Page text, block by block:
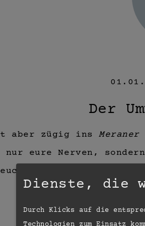
Der
aber zügig insMeraner
eure Nerven,
euch in ganz Südtirol an
Dienste, die
Durch Klicks auf die